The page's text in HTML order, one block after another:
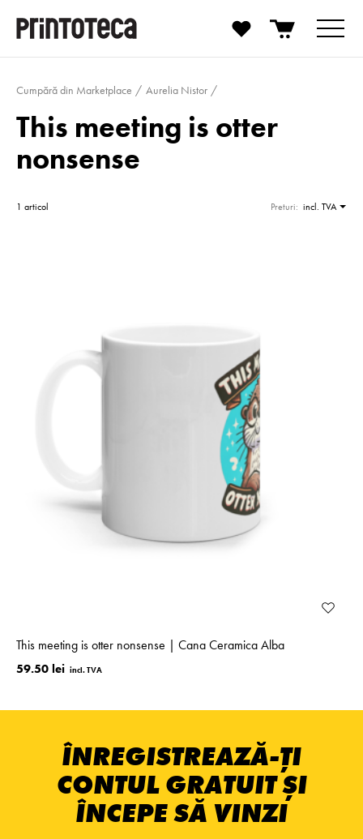
Cumpără din Marketplace Aurelia Nistor
This meeting is otter
nonsense
1 articol Preturi: incl. TVA
This meeting is otter nonsense | Cana Ceramica Alba
59.50 lei
ÎNREGISTREAZĂ-ȚI
CONTUL GRATUIT ȘI
ÎNCEPE SĂ VINZI